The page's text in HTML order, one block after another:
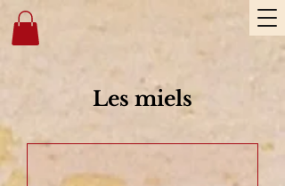
Les miels